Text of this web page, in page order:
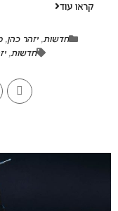
קראו עוד
חדשות,יזהר כהן,
חדשות,